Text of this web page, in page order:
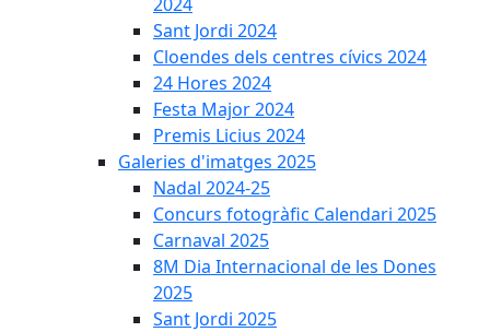
Sant Jordi 2024
Cloendes dels centres cívics 2024
24 Hores 2024
Festa Major 2024
Premis Licius 2024
Galeries d'imatges 2025
Nadal 2024-25
Concurs fotogràfic Calendari 2025
Carnaval 2025
8M Dia Internacional de les Dones
2025
Sant Jordi 2025